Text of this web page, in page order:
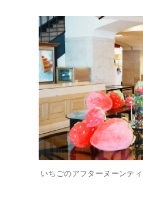
いちごのアフターヌーンテ